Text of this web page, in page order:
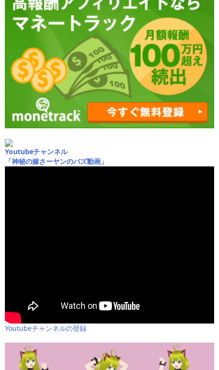
Youtubeチャンネル
「神秘の嫁さーヤンのバズ動画」
Youtubeチャンネルの登録